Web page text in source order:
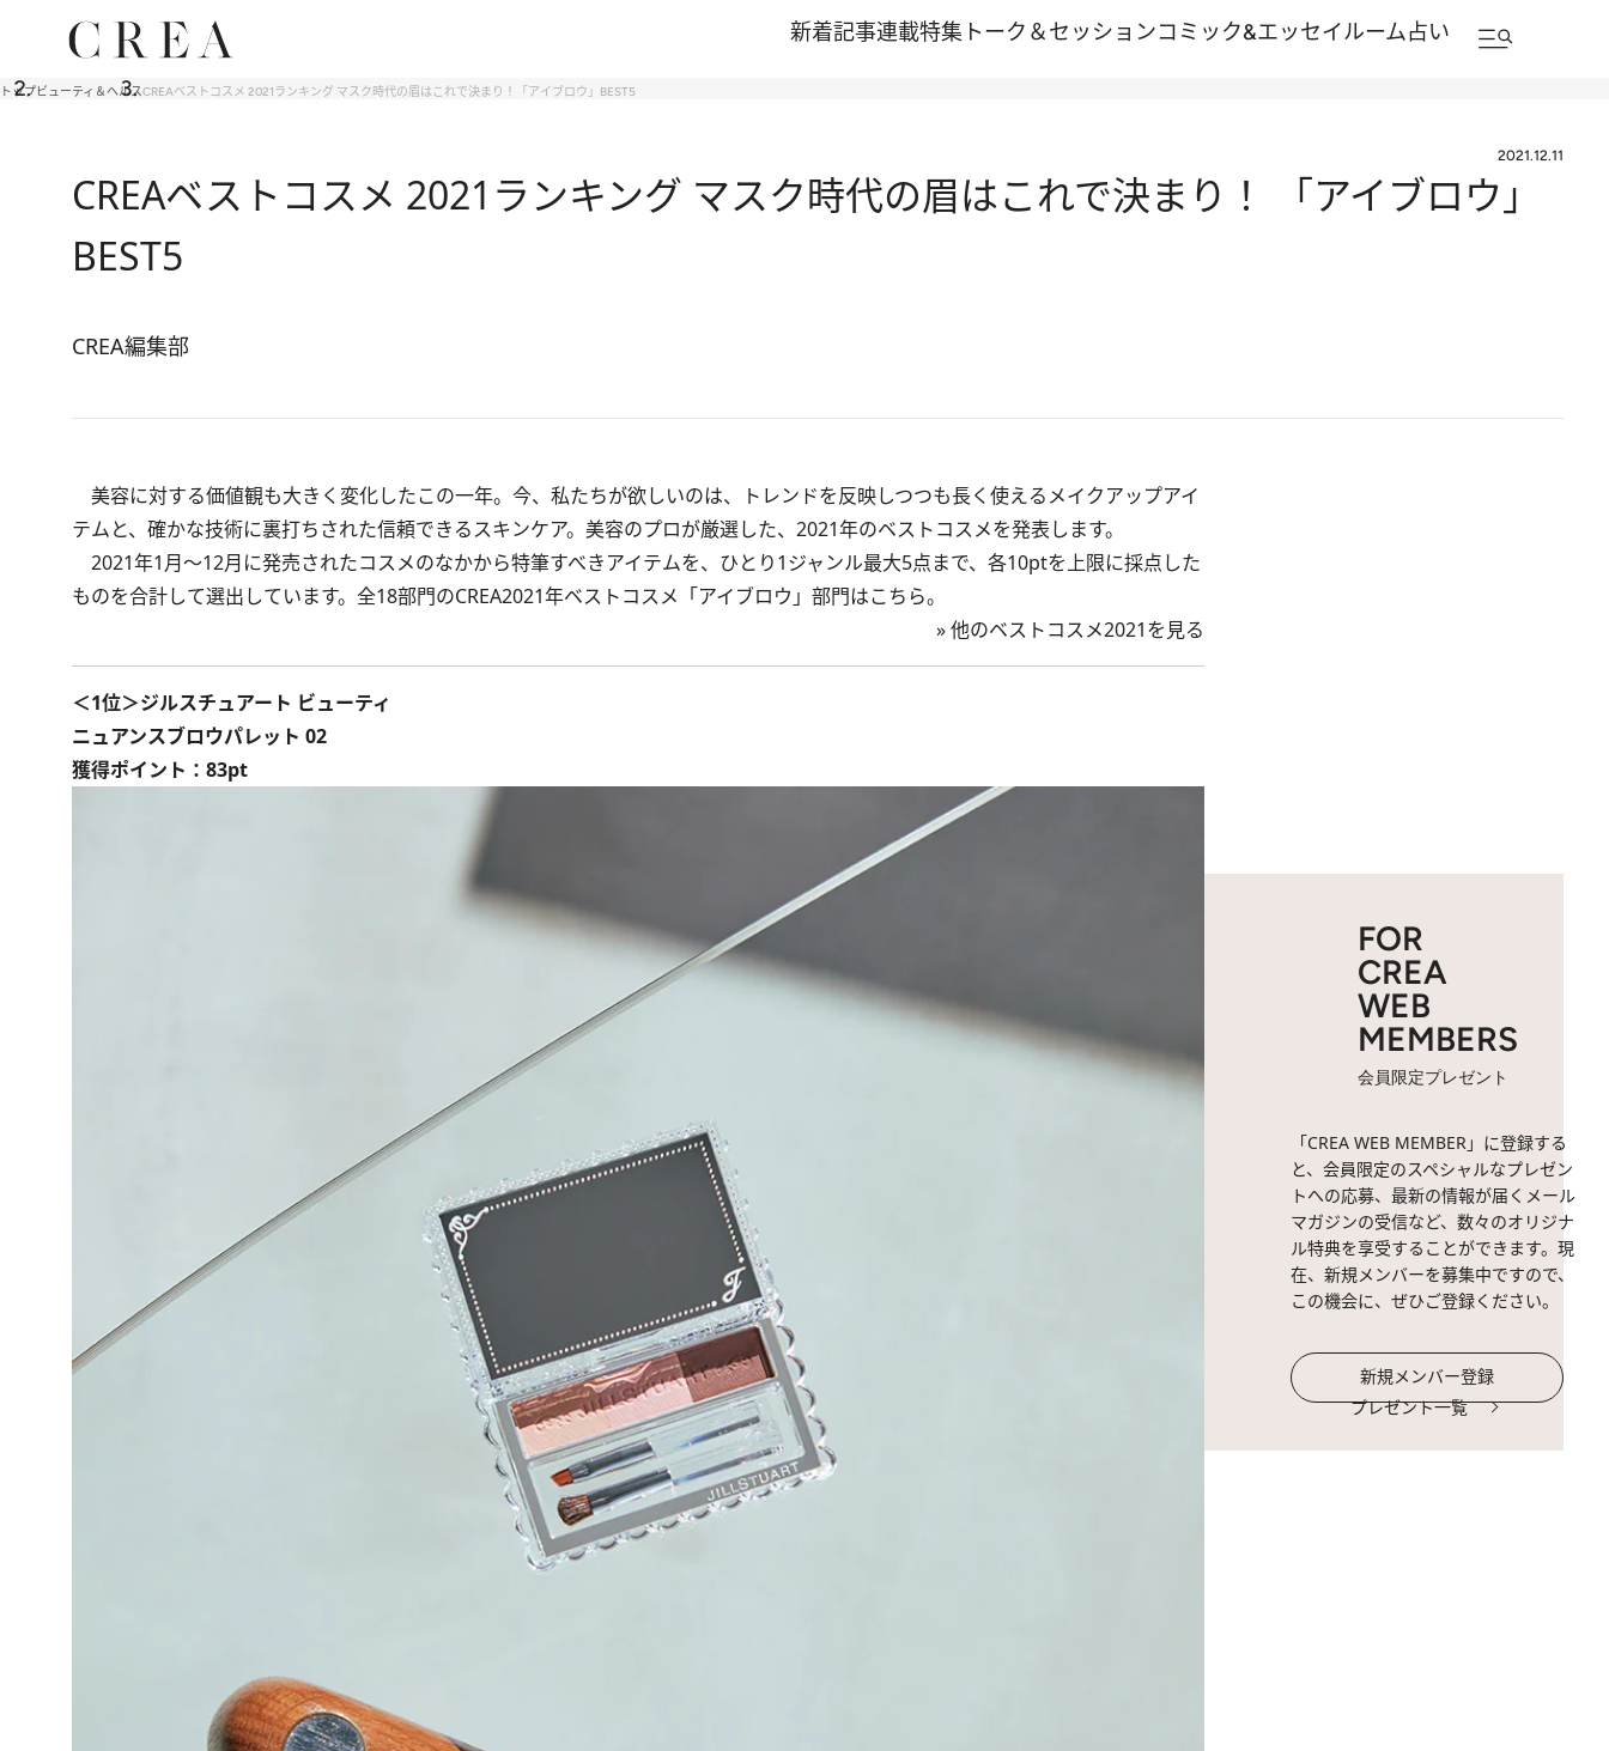
新着記事連載特集 トーク＆セッションコミック&エッセイルーム占い
トップビューティ＆ヘルスCREAベストコスメ 2021ランキング マスク時代の眉はこれで決まり！「アイブロウ」BEST5
2021.12.11
CREAベストコスメ 2021ランキング マスク時代の眉はこれで決まり！ 「アイブロウ」
BEST5
CREA編集部
美容に対する価値観も大きく変化したこの一年。今、私たちが欲しいのは、トレンドを反映しつつも長く使えるメイクアップアイ
テムと、確かな技術に裏打ちされた信頼できるスキンケア。美容のプロが厳選した、2021年のベストコスメを発表します。
2021年1月～12月に発売されたコスメのなかから特筆すべきアイテムを、ひとり1ジャンル最大5点まで、各10ptを上限に採点した
ものを合計して選出しています。全18部門のCREA2021年ベストコスメ「アイブロウ」部門はこちら。
»他のベストコスメ2021を見る
＜1位＞ジルスチュアート ビューティ
ニュアンスブロウパレット 02
獲得ポイント：83pt
FOR
CREA
WEB
MEMBERS
会員限定プレゼント
「CREA WEB MEMBER」に登録する
と、会員限定のスペシャルなプレゼン
トへの応募、最新の情報が届くメール
マガジンの受信など、数々のオリジナ
ル特典を享受することができます。現
在、新規メンバーを募集中ですので、
この機会に、ぜひご登録ください。
新規メンバー登録
プレゼント一覧